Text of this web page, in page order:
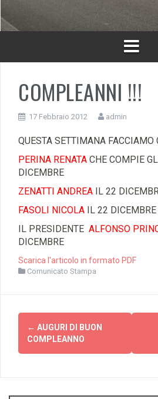
COMPLEANNI !!!
17 Febbraio 2012 admin
QUESTA SETTIMANA FACCIAMO
PERINA RENATA CHE COMPIE
DICEMBRE
ZENATTI ANDREA IL 22
FASOLI NICOLA IL 22 DICEMBRE
IL PRESIDENTE ALFONSO
DICEMBRE
Scarica l'articolo in formato PDF
Comunicato Stampa
Navigazione
articolo
← AUGURI DI BUON
COMPLEANNO